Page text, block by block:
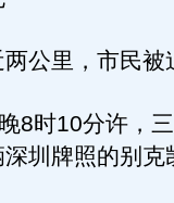
公里，市民被
时10分许，三
圳牌照的别克